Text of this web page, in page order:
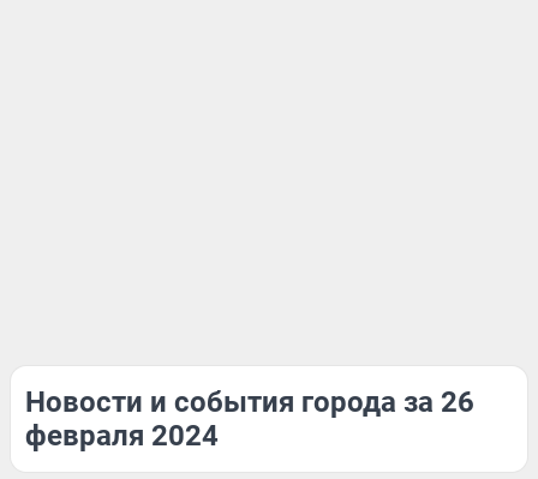
Новости и события города за 26
февраля 2024